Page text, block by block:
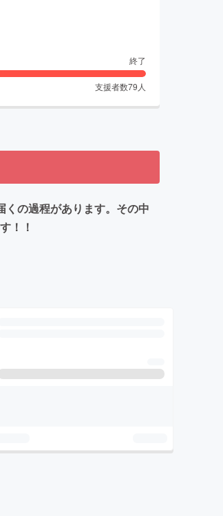
終了
支援者数79 人
くの過程があります。その中
！！